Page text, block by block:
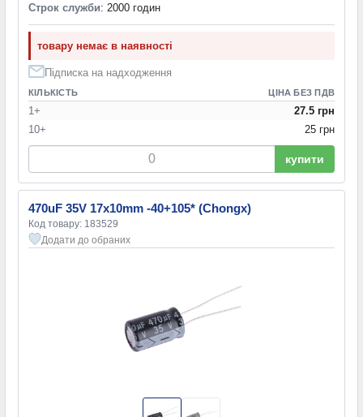
Строк служби: 2000 годин
товару немає в наявності
Підписка на надходження
КІЛЬКІСТЬ ЦІНА БЕЗ ПДВ
1+
27.5 грн
10+
25 грн
купити
470uF 35V 17x10mm -40+105* (Chongx)
Код товару: 183529
Додати до обраних